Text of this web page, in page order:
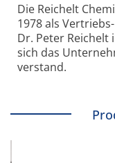
Die Reichelt
1978 als
Dr. Peter Reichelt
sich das
verstand.